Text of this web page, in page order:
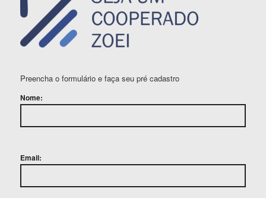
Preencha o formulário e faça seu pré cadastro
Nome:
Email: